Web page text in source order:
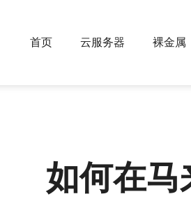
首页 云服务器 裸金属
如何在马